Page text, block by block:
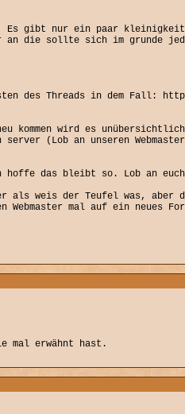
Es gibt nur ein paar
an die sollte sich im grunde
Threads in dem Fall: http://
kommen wird es
(Lob an unseren
hoffe das bleibt so. Lob an
als weis der Teufel was, aber
mal auf ein neues
mal erwähnt hast.